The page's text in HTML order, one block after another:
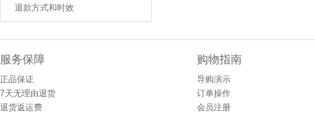
退款方式和时效
服务保障
正品保证
7天无理由退货
退货返运费
购物指南
导购演示
订单操作
会员注册